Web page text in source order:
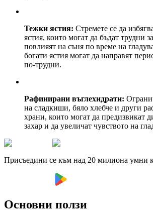
Тежки ястия: Стремете се да
ястия, които могат да бъдат трудни
повлияят на съня по време на
богати ястия могат да направят
по-трудни.
Рафинирани въглехидрати:
на сладкиши, бяло хлебче и други
храни, които могат да предизвикат
захар и да увеличат чувството на
Присъедини се към над 20 милиона умни
Основни ползи